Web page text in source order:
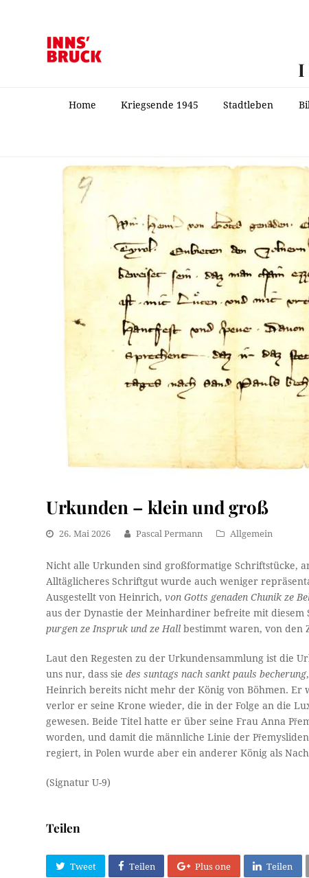
Home Kriegsende 1945 Stadtleben
Urkunden – klein und groß
26. Mai 2026 Pascal Permann Allgemein
Nicht alle Urkunden sind großformatige Schriftstücke,
Alltäglicheres Schriftgut wurde auch weniger
Ausgestellt von Heinrich,von Gotts genaden Chunik ze
aus der Dynastie der Meinhardiner befreite mit diesem
purgen ze Inspruk und ze Hallbestimmt waren, von den
Laut den Regesten zu der Urkundensammlung ist die
uns nur, dass siedes suntags nach sankt pauls becherung
Heinrich bereits nicht mehr der König von Böhmen.
verlor er seine Krone wieder, die in der Folge an die
gewesen. Beide Titel hatte er über seine Frau Anna
worden, und damit die männliche Linie der
regiert, in Polen wurde aber ein anderer König als
(Signatur U-9)
Teilen
Tweet Teilen Plus one Teilen